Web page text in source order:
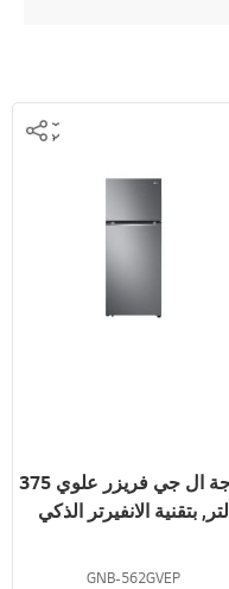
ثلاجة ال جي فريزر علوي 375
لتر, بتقنية الانفيرتر الذكي
GNB-562GVEP